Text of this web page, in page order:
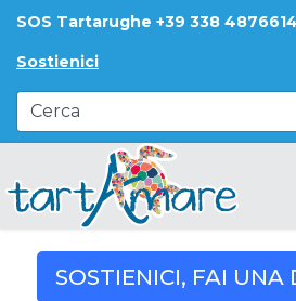
SOS Tartarughe +39 338 4876614
Sostienici
SOSTIENICI, FAI UNA